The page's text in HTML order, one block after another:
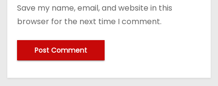
Save my name, email, and website in this
browser for the next time I comment.